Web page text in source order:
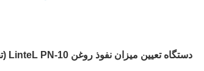
دستگاه تعیین میزان نفوذ روغن LinteL PN-10 (تجهیزات C)